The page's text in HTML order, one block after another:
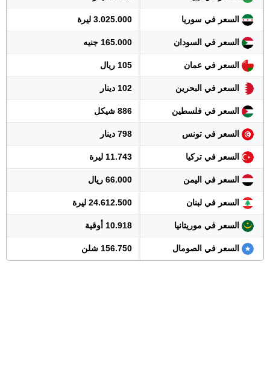
السعر في سوريا 3.025.000 ليرة
السعر في السودان 165.000 جنيه
السعر في عمان 105 ريال
السعر في البحرين 102 دينار
السعر في فلسطين 886 شيكل
السعر في تونس 798 دينار
السعر في تركيا 11.743 ليرة
السعر في اليمن 66.000 ريال
السعر في لبنان 24.612.500 ليرة
السعر في موريتانيا 10.918 أوقية
السعر في الصومال 156.750 شلن